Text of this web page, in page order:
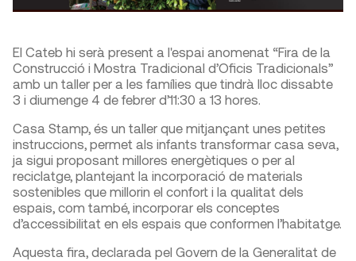
El Cateb hi serà present a l'espai anomenat “Fira de la
Construcció i Mostra Tradicional d’Oficis Tradicionals”
amb un taller per a les famílies que tindrà lloc dissabte
3 i diumenge 4 de febrer d’11:30 a 13 hores.
Casa Stamp, és un taller que mitjançant unes petites
instruccions, permet als infants transformar casa seva,
ja sigui proposant millores energètiques o per al
reciclatge, plantejant la incorporació de materials
sostenibles que millorin el confort i la qualitat dels
espais, com també, incorporar els conceptes
d’accessibilitat en els espais que conformen l’habitatge.
Aquesta fira, declarada pel Govern de la Generalitat de